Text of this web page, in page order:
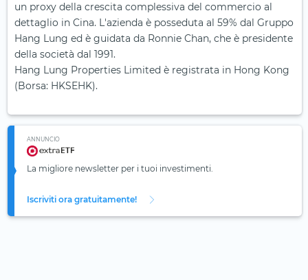
un proxy della crescita complessiva del commercio al
dettaglio in Cina. L'azienda è posseduta al 59% dal Gruppo
Hang Lung ed è guidata da Ronnie Chan, che è presidente
della società dal 1991.
Hang Lung Properties Limited è registrata in Hong Kong
(Borsa: HKSEHK).
ANNUNCIO
La migliore newsletter per i tuoi investimenti.
Iscriviti ora gratuitamente!